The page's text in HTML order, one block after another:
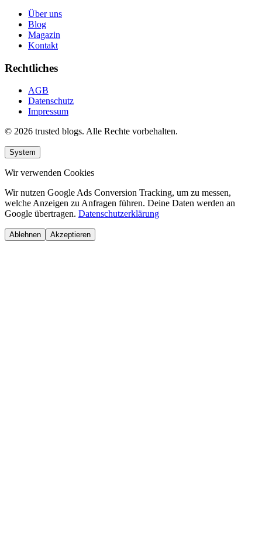
Über uns
Blog
Magazin
Kontakt
Rechtliches
AGB
Datenschutz
Impressum
© 2026 trusted blogs. Alle Rechte vorbehalten.
System
Wir verwenden Cookies
Wir nutzen Google Ads Conversion Tracking, um zu messen,
welche Anzeigen zu Anfragen führen. Deine Daten werden an
Google übertragen. Datenschutzerklärung
Ablehnen Akzeptieren